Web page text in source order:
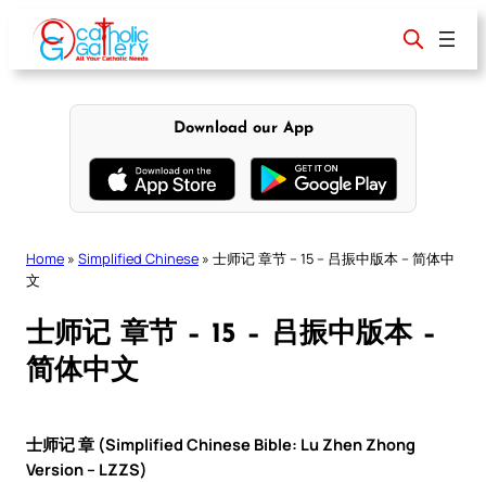
content
Download our App
Home » Simplified Chinese » 士师记 章节 – 15 – 吕振中版本 – 简体中
文
士师记 章节 – 15 – 吕振中版本 –
简体中文
士师记 章 (Simplified Chinese Bible: Lu Zhen Zhong
Version – LZZS)